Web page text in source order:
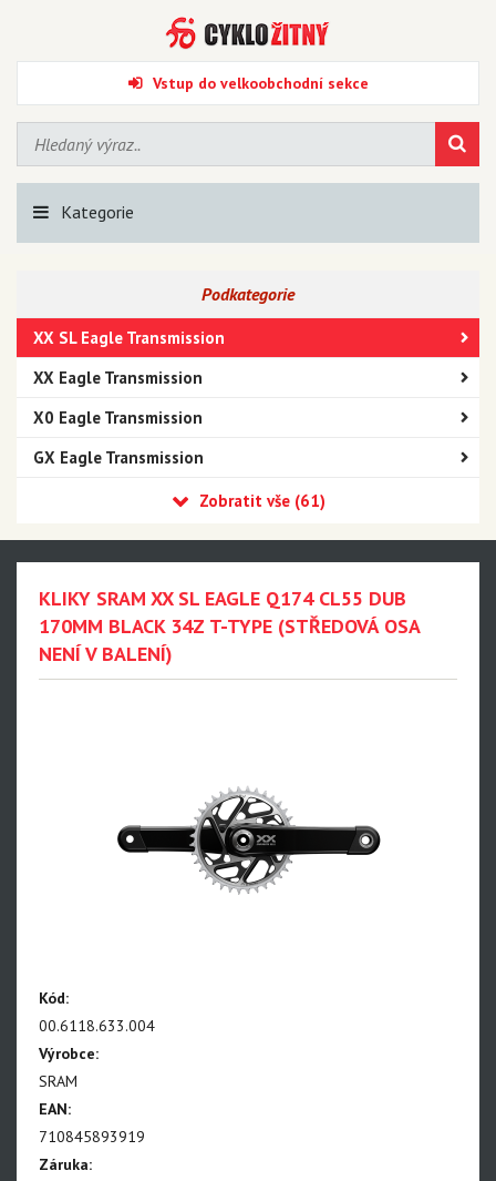
Vstup do velkoobchodní sekce
Kategorie
Podkategorie
XX SL Eagle Transmission
XX Eagle Transmission
X0 Eagle Transmission
GX Eagle Transmission
Eagle 90 Transmission
Eagle 70 Transmission
Eagle S500 - NEW!!!
Eagle S200 - NEW!!!
GX Eagle AXS
NX Eagle
SX Eagle
X01DH
GX
GX DH
KLIKY SRAM XX SL EAGLE Q174 CL55 DUB
170MM BLACK 34Z T-TYPE (STŘEDOVÁ OSA
NENÍ V BALENÍ)
Kód:
00.6118.633.004
Výrobce:
SRAM
EAN:
710845893919
Záruka: